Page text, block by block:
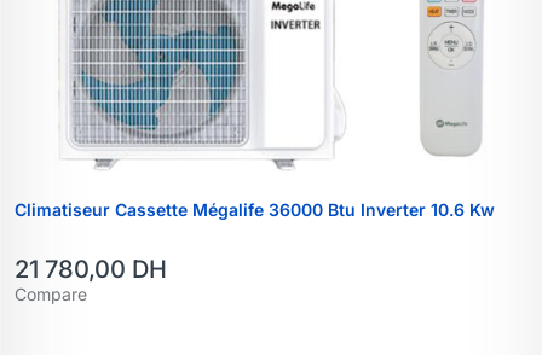
Climatiseur Cassette Mégalife 36000 Btu Inverter 10.6 Kw
21 780,00 DH
Compare